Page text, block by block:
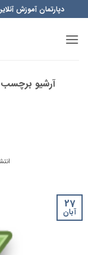
to
content
دپارتمان آموزش
آرشیو
27
آبان